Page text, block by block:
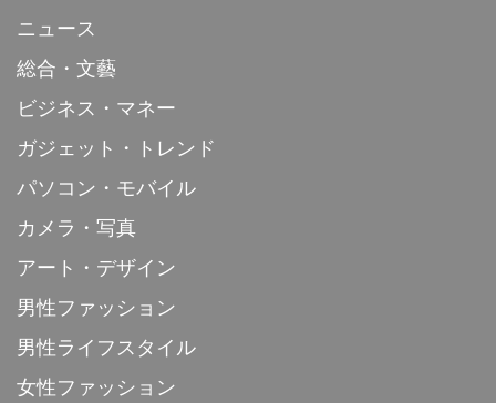
ニュース
総合・文藝
ビジネス・マネー
ガジェット・トレンド
パソコン・モバイル
カメラ・写真
アート・デザイン
男性ファッション
男性ライフスタイル
女性ファッション